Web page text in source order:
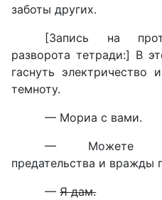
заботы других.
[Запись на
разворота тетради:] В
гаснуть электричество
темноту.
— Мориа с вами.
— Можете
предательства и вражды
—Я дам.